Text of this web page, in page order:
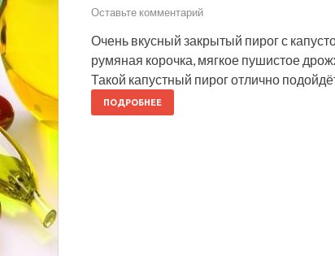
Оставьте комментарий
Очень вкусный закрытый пирог с
румяная корочка, мягкое пушистое
Такой капустный пирог отлично
ПОДРОБНЕЕ